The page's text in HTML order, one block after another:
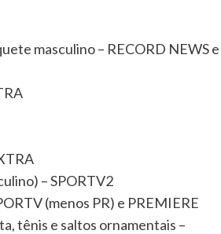
masculino – RECORD NEWS e
– SPORTV2
(menos PR) e PREMIERE
tênis e saltos ornamentais –